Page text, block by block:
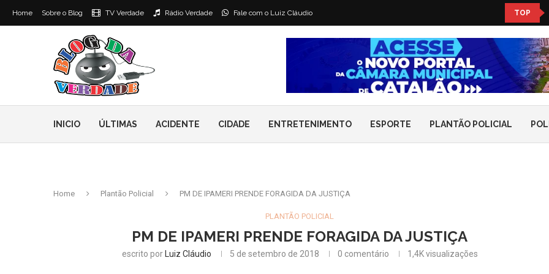
Home Sobre o Blog TV Verdade Rádio Verdade Fale com o Luiz Cláudio TOP
INICIO ÚLTIMAS ACIDENTE CIDADE ENTRETENIMENTO ESPORTE PLANTÃO POLICIAL
Home Plantão Policial PM DE IPAMERI PRENDE FORAGIDA DA JUSTIÇA
PLANTÃO POLICIAL
PM DE IPAMERI PRENDE FORAGIDA DA JUSTIÇA
escrito por Luiz Cláudio 5 de setembro de 2018 0 comentário 1,4Kvisualizações